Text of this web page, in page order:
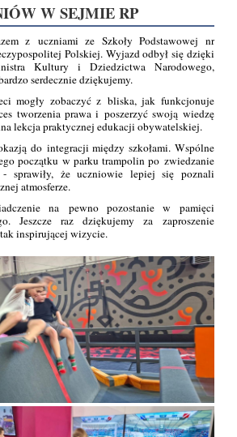
W SEJMIE RP
z uczniami ze Szkoły Podstawowej nr
Polskiej. Wyjazd odbył się dzięki
Kultury i Dziedzictwa Narodowego,
serdecznie dziękujemy.
mogły zobaczyć z bliska, jak funkcjonuje
tworzenia prawa i poszerzyć swoją wiedzę
lekcja praktycznej edukacji obywatelskiej.
do integracji między szkołami. Wspólne
początku w parku trampolin po zwiedzanie
- sprawiły, że uczniowie lepiej się poznali
atmosferze.
na pewno pozostanie w pamięci
Jeszcze raz dziękujemy za zaproszenie
inspirującej wizycie.